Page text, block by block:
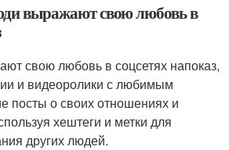
выражают свою любовь в
свою любовь в соцсетях напоказ,
и видеоролики с любимым
посты о своих отношениях и
хештеги и метки для
других людей.